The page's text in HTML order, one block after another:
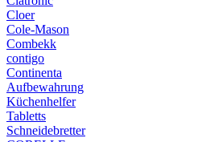
Cloer
Cole-Mason
Combekk
contigo
Continenta
Aufbewahrung
Küchenhelfer
Tabletts
Schneidebretter